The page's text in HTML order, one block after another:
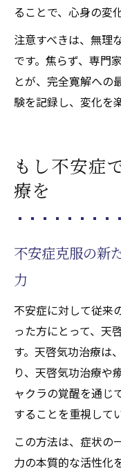
ることで、心身の変
注意すべきは、無理
です。焦らず、専門
とが、完全寛解への
験を記録し、変化を
もし不安症
療を
不安症克服の新
力
不安症に対して従来
った方にとって、天
す。天啓気功治療は
り、天啓気功治療や
ャクラの覚醒を通じ
することを重視して
この方法は、症状の
力の本質的な活性化